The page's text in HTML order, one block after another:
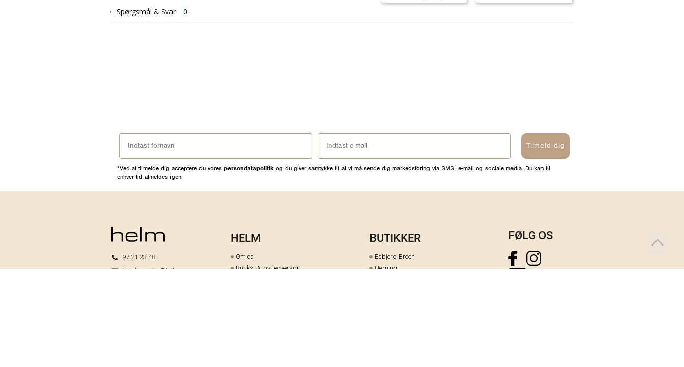
Spørgsmål & Svar
Tilmeld dig
*Ved at tilmelde dig acceptere du vores persondatapolitik og du giver samtykke til at vi må sende dig markedsføring via SMS, e-mail og sociale media. Du kan til
enhver tid afmeldes igen.
97 21 23 48
kundeservice@helm.nu
HELM
Om os
Butiks- & bytteoversigt
BUTIKKER
Esbjerg Broen
Herning
FØLG OS